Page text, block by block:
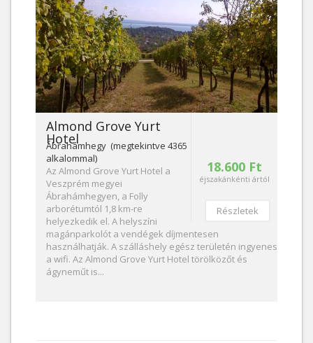
18.600 Ft
éjszakánkénti ártól
Részletek
Almond Grove Yurt
Hotel
Ábrahámhegy (megtekintve 4365
alkalommal)
Az Almond Grove Yurt Hotel a
Veszprém megyei
Ábrahámhegyen, a Folly
arborétumtól 1,8 km-re
helyezkedik el. A helyszíni
magánparkolót a vendégek díjmentesen
használhatják. A szálláshely egész területén ingyenes
a wifi. Az Almond Grove Yurt Hotel törölközőt és
ágyneműt is...